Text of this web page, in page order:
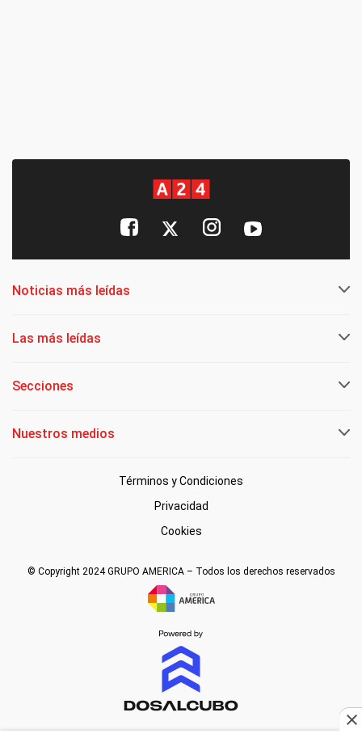
Noticias más leídas
Las más leídas
Secciones
Nuestros medios
Términos y Condiciones
Privacidad
Cookies
© Copyright 2024 GRUPO AMERICA – Todos los derechos reservados